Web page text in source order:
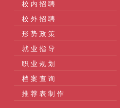
校 内 招 聘
校 外 招 聘
形 势 政 策
就 业 指 导
职 业 规 划
档 案 查 询
推 荐 表 制 作